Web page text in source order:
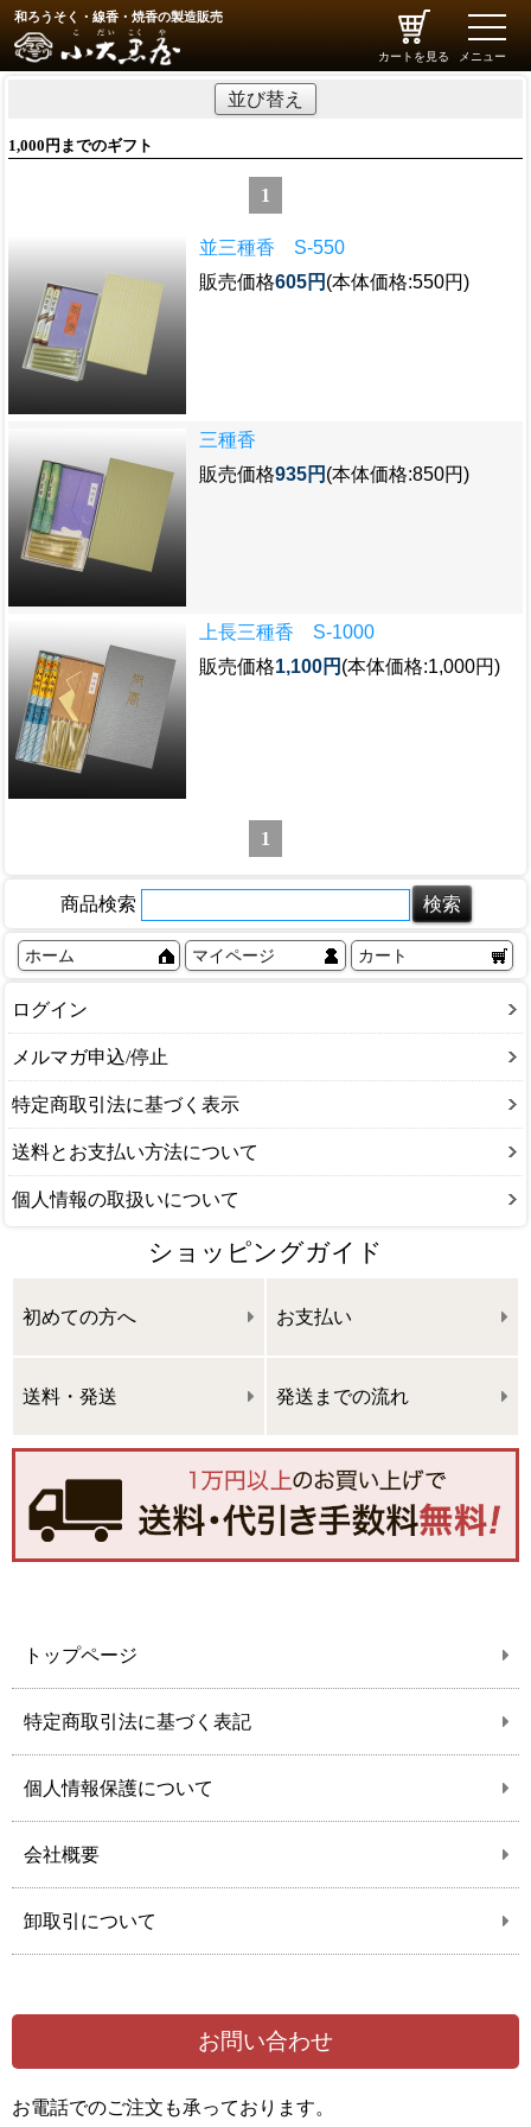
和ろうそく・線香・焼香の製造販売
カートを見る
toggle
メニュー
並び替え
1,000円までのギフト
1
並三種香 S-550
販売価格605円 (本体価格:550円)
三種香
販売価格935円 (本体価格:850円)
上長三種香 S-1000
販売価格1,100円 (本体価格:1,000円)
1
商品検索
ホーム マイページ カート
ログイン
メルマガ申込/停止
特定商取引法に基づく表示
送料とお支払い方法について
個人情報の取扱いについて
ショッピングガイド
初めての方へ お支払い
送料・発送 発送までの流れ
トップページ
特定商取引法に基づく表記
個人情報保護について
会社概要
卸取引について
お問い合わせ
お電話でのご注文も承っております。